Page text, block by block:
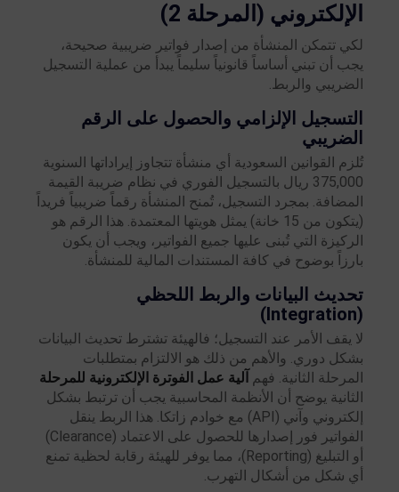
الإلكتروني (المرحلة 2)
لكي تتمكن المنشأة من إصدار فواتير ضريبية صحيحة،
يجب أن تبني أساساً قانونياً سليماً يبدأ من عملية التسجيل
الضريبي والربط.
التسجيل الإلزامي والحصول على الرقم
الضريبي
تُلزم القوانين السعودية أي منشأة تتجاوز إيراداتها السنوية
375,000 ريال بالتسجيل الفوري في نظام ضريبة القيمة
المضافة. بمجرد التسجيل، تُمنح المنشأة رقماً ضريبياً فريداً
(يتكون من 15 خانة) يمثل هويتها المعتمدة. هذا الرقم هو
الركيزة التي تُبنى عليها جميع الفواتير، ويجب أن يكون
بارزاً بوضوح في كافة المستندات المالية للمنشأة.
تحديث البيانات والربط اللحظي
(Integration)
لا يقف الأمر عند التسجيل؛ فالهيئة تشترط تحديث البيانات
بشكل دوري. والأهم من ذلك هو الالتزام بمتطلبات
المرحلة الثانية. فهم آلية عمل الفوترة الإلكترونية للمرحلة
الثانية يوضح أن الأنظمة المحاسبية يجب أن ترتبط بشكل
إلكتروني وآني (API) مع خوادم زاتكا. هذا الربط ينقل
الفواتير فور إصدارها للحصول على الاعتماد (Clearance)
أو التبليغ (Reporting)، مما يوفر للهيئة رقابة لحظية تمنع
أي شكل من أشكال التهرب.